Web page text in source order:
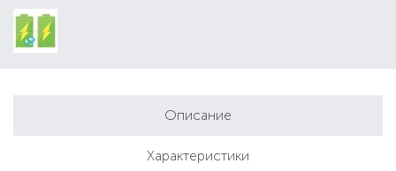
Описание
Характеристики